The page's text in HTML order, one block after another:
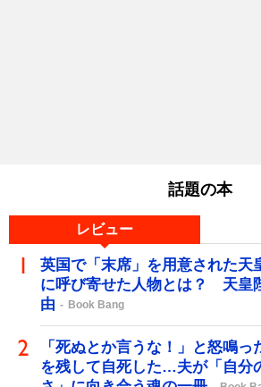
話題の本
レビュー
英国で「末席」を用意された天
に呼び寄せた人物とは？ 天皇
由
Book Bang
「死ぬとか言うな！」と怒鳴
を残して自死した…夫が「自分